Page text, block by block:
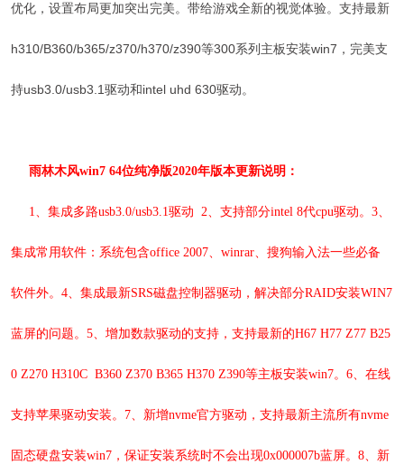
优化，设置布局更加突出完美。带给游戏全新的视觉体验。支持最新
h310/B360/b365/z370/h370/z390等300系列主板安装win7，完美支
持usb3.0/usb3.1驱动和intel uhd 630驱动。
雨林木风win7 64位纯净版2020年版本更新说明：
1、集成多路usb3.0/usb3.1驱动 2、支持部分intel 8代cpu驱动。3、
集成常用软件：系统包含office 2007、winrar、搜狗输入法一些必备
软件外。4、集成最新SRS磁盘控制器驱动，解决部分RAID安装WIN7
蓝屏的问题。5、增加数款驱动的支持，支持最新的H67 H77 Z77 B25
0 Z270 H310C B360 Z370 B365 H370 Z390等主板安装win7。6、在线
支持苹果驱动安装。7、新增nvme官方驱动，支持最新主流所有nvme
固态硬盘安装win7，保证安装系统时不会出现0x000007b蓝屏。8、新